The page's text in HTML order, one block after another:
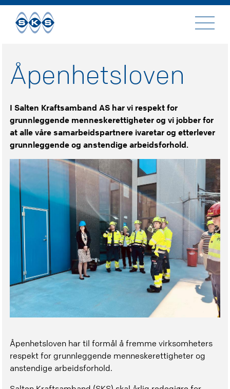
Til
innhold
Åpenhetsloven
I Salten Kraftsamband AS har vi respekt for
grunnleggende menneskerettigheter og vi jobber for
at alle våre samarbeidspartnere ivaretar og etterlever
grunnleggende og anstendige arbeidsforhold.
Åpenhetsloven har til formål å fremme virksomheters
respekt for grunnleggende menneskerettigheter og
anstendige arbeidsforhold.